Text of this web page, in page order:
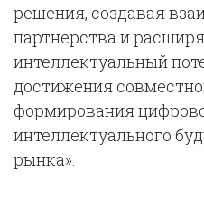
решения, создавая
партнерства и
интеллектуальный
достижения
формирования
интеллектуального
рынка».